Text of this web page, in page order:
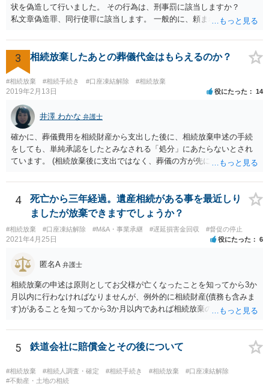
状を偽造して行いました。 その行為は、刑事罰に該当しますか？
私文章偽造罪、同行使罪に該当します。 一般的に、頼まれた（委任さ
か？ 委任状を偽造して使用することはまでは依頼の範囲ではない
ので できないと思います。
3 相続放棄したあとの葬儀代金はもらえるのか？
#相続放棄 #相続手続き #口座凍結解除 #相続放棄
2019年2月13日 役にたった 14
井澤 わかな 弁護士
確かに、葬儀費用を相続財産から支出した後に、相続放棄申述の手続
をしても、単純承認をしたとみなされる「処分」にあたらないとされ
ています。 (相続放棄後に支出ではなく、葬儀の方が先に来るのが通常
述の手続ということだと思いますが) ただ、葬儀費用ならいくらでもよ
いということではなく、身分相応の、社会的儀式として当然認められ
る程度の金額に留まると考えた方がよいです。 もし、相続人の皆さん
に葬儀費用を支出する経済力がなく、質素な葬儀を行った費用であれ
ば相続財産から支出しても単純承認と認められない可能性が高いの
で、相続放棄申述が受理される可能性も高いと思います。
4
死亡から三年経過。遺産相続がある事を最近しり
ましたが放棄できますでしょうか？
#相続放棄 #口座凍結解除 #M&A・事業承継 #遅延損害金回収 #督促の停止
2021年4月25日 役にたった 6
匿名A 弁護士
相続放棄の申述は原則としてお父様が亡くなったことを知ってから3か
月以内に行わなければなりませんが、例外的に相続財産(債務も含みま
す)があることを知ってから3か月以内であれば相続放棄の申述が認め
したら、早急に家裁に行って相続放棄の申述をしたい旨告げて必要な
書類を提出されることをおすすめいたします。 なお、お父様の債務が
にあたっては、法テラスの無料相談等を利用して弁護士に相談するこ
とも十分考えられるかと存じます。また、ご記載いただいた事実関係
5 鉄道会社に賠償金とその後について
#相続放棄 #相続人調査・確定 #相続手続き #相続放棄
#口座凍結解除
#不動産・土地の相続